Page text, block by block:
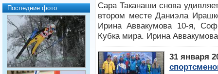
Последние фото
Сара Таканаши снова
втором месте Даниэла
Ирина Аввакумова 10-я,
Кубка мира. Ирина
31 января